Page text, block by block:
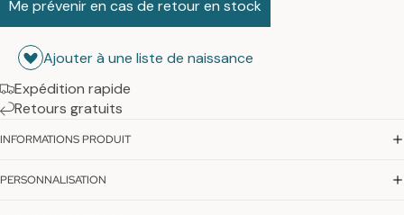
Me prévenir en cas de retour en stock
Ajouter à une liste de naissance
Expédition rapide
Retours gratuits
INFORMATIONS PRODUIT
PERSONNALISATION